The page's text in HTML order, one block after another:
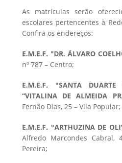
As matrículas serão
escolares pertencentes à
Confira os endereços:
E.M.E.F. "DR. ÁLVARO
nº 787 – Centro;
E.M.E.F. "SANTA DUARTE
“VITALINA DE ALMEIDA
Fernão Dias, 25 – Vila Popular;
E.M.E.F. "ARTHUZINA DE
Alfredo Marcondes Cabral,
Pereira;